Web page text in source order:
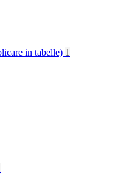
in tabelle) 1